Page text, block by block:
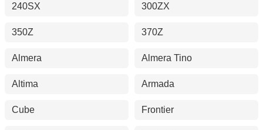
240SX 300ZX
350Z 370Z
Almera Almera Tino
Altima Armada
Cube Frontier